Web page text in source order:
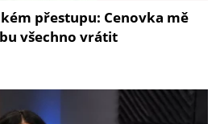
přestupu: Cenovka mě
všechno vrátit